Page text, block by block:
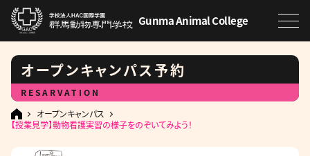
Gunma Animal College
オープンキャンパス予約
RESARVATION
オープンキャンパス
【授業見学】動物看護実習の様子をのぞいてみよう！